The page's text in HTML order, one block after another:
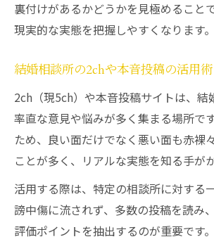
結婚相談所ランキングと口コ
結婚相談所2chやブログの評
法
結婚相談所口コミに潜む嘘
ック
結婚相談所本音レビューが
ツ
本音レビューを参考に結婚相談
結婚相談所の本音口コミで
裏付けがあるかどうかを見極めること
現実的な実態を把握しやすくなります。
結婚相談所の2chや本音投稿の活用術
2ch（現5ch）や本音投稿サイトは、結
率直な意見や悩みが多く集まる場所で
ため、良い面だけでなく悪い面も赤裸
ことが多く、リアルな実態を知る手が
活用する際は、特定の相談所に対する
謗中傷に流されず、多数の投稿を読み
評価ポイントを抽出するのが重要です